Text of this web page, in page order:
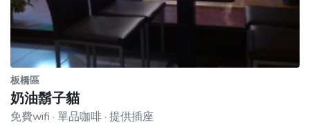
板橋區
奶油鬍子貓
免費wifi · 單品咖啡 · 提供插座